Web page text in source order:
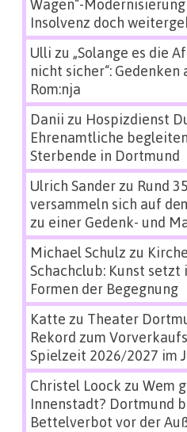
Wagen“-
Insolvenz doch
Ulli zu „Solange es die
nicht sicher“: Gedenken
Rom:nja
Danii zu Hospizdienst
Ehrenamtliche
Sterbende in Dortmund
Ulrich Sanderzu Rund
versammeln sich auf
zu einer Gedenk- und
Michael Schulz zu
Schachclub: Kunst setzt
Formen der Begegnung
Katte zu Theater
Rekord zum
Spielzeit 2026/2027 im
Christel Loock zu Wem
Innenstadt? Dortmund
Bettelverbot vor der